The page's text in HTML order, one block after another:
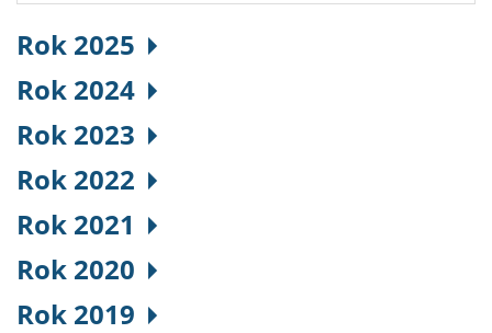
Rok 2025
Rok 2024
Rok 2023
Rok 2022
Rok 2021
Rok 2020
Rok 2019